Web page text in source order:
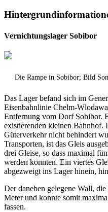
Vernichtungslager Sobibor
Die Rampe in Sobibor; Bild
Das Lager befand sich im
Eisenbahnlinie Chelm-
Entfernung vom Dorf Sobibor.
existierenden kleinen Bahnhof.
Güterverkehr nicht behindert
Transporten, ist das Gleis
drei Gleise, so dass maximal
werden konnten. Ein viertes
abgezweigt ins Lager hinein,
Der daneben gelegene Wall,
Meter und konnte somit
fassen.